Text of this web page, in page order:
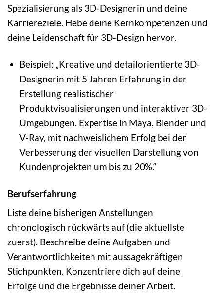
Spezialisierung als 3D-Designerin und deine
Karriereziele. Hebe deine Kernkompetenzen und
deine Leidenschaft für 3D-Design hervor.
Beispiel: „Kreative und detailorientierte 3D-
Designerin mit 5 Jahren Erfahrung in der
Erstellung realistischer
Produktvisualisierungen und interaktiver 3D-
Umgebungen. Expertise in Maya, Blender und
V-Ray, mit nachweislichem Erfolg bei der
Verbesserung der visuellen Darstellung von
Kundenprojekten um bis zu 20%.“
Berufserfahrung
Liste deine bisherigen Anstellungen
chronologisch rückwärts auf (die aktuellste
zuerst). Beschreibe deine Aufgaben und
Verantwortlichkeiten mit aussagekräftigen
Stichpunkten. Konzentriere dich auf deine
Erfolge und die Ergebnisse deiner Arbeit.